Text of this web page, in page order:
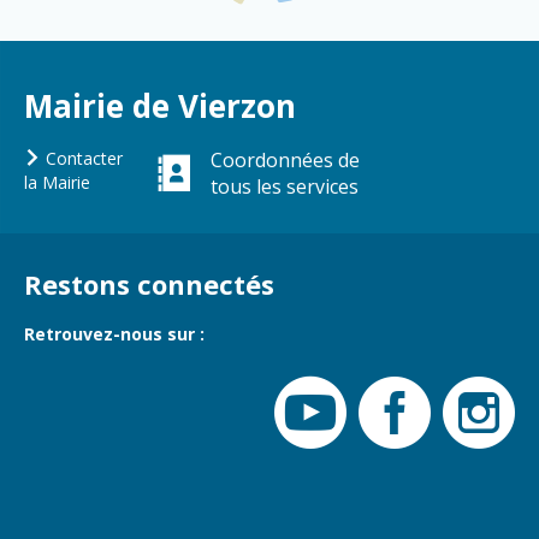
Travaux
Refuge canin
Urbanisme et
logement
commerce
chaleur urbain
Mairie de Vierzon
Contacter
la Mairie
Coordonnées de
tous les services
Restons connectés
Retrouvez-nous sur :